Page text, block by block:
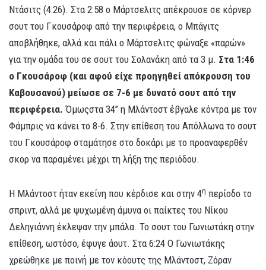
Ντάσιτς (4:26). Στα 2:58 ο Μάρτσελιτς απέκρουσε σε κόρνερ
σουτ του Γκουσάροφ από την περιφέρεια, ο Μπάγιτς
αποβλήθηκε, αλλά και πάλι ο Μάρτσελιτς φώναξε «παρών»
για την ομάδα του σε σουτ του Σολανάκη από τα 3 μ. Στα 1:46
ο Γκουσάροφ (και αφού είχε προηγηθεί απόκρουση του
Καβουσανού) μείωσε σε 7-6 με δυνατό σουτ από την
περιφέρεια. Όμωςστα 34’’ η Μλάντοστ έβγαλε κόντρα με τον
Φάμπρις να κάνει το 8-6. Στην επίθεση του Απόλλωνα το σουτ
του Γκουσάροφ σταμάτησε στο δοκάρι με το προαναφερθέν
σκορ να παραμένει μέχρι τη λήξη της περιόδου.
Η Μλάντοστ ήταν εκείνη που κέρδισε και στην 4η περίοδο το
σπριντ, αλλά με ψυχωμένη άμυνα οι παίκτες του Νίκου
Δεληγιάννη έκλεψαν την μπάλα. Το σουτ του Γωνιωτάκη στην
επίθεση, ωστόσο, έφυγε άουτ. Στα 6:24 Ο Γωνιωτάκης
χρεώθηκε με ποινή με τον κόουτς της Μλάντοστ, Ζόραν